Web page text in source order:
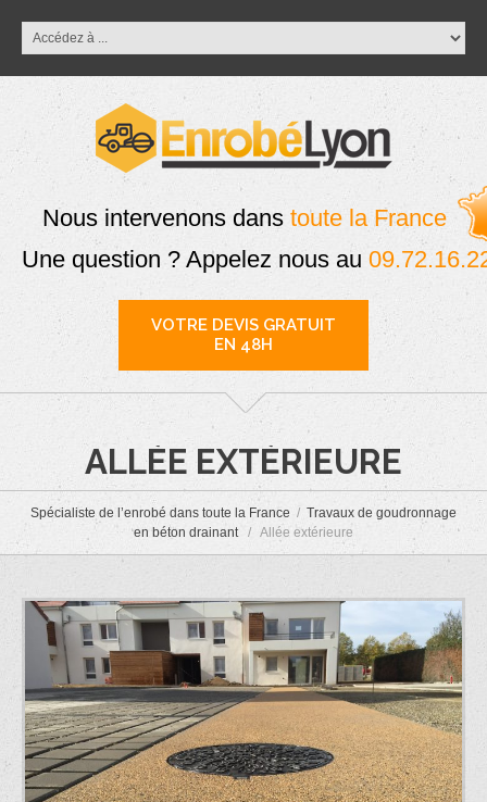
Nous intervenons dans toute la France
Une question ? Appelez nous au
VOTRE DEVIS GRATUIT
EN 48H
ALLÉE EXTÉRIEURE
Spécialiste de l’enrobé dans toute la France
Travaux de goudronnage
en béton drainant
Allée extérieure